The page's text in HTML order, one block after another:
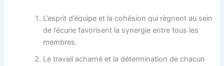
L’esprit d’équipe et la cohésion qui règnent au sein
de l’écurie favorisent la synergie entre tous les
membres.
Le travail acharné et la détermination de chacun